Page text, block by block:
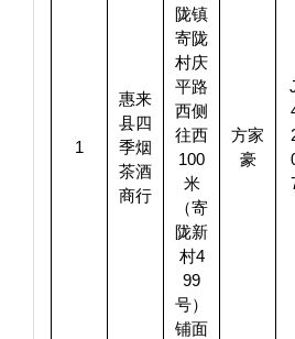
1
惠来
县四
季烟
茶酒
商行
陇镇
寄陇
村庆
平路
西侧
往西
100
米
（寄
陇新
村4
99
号）
铺面
方家
豪